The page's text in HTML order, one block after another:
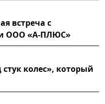
встреча с
ООО «А-ПЛЮС»
колес», который